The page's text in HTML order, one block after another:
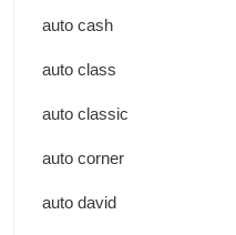
auto cash
auto class
auto classic
auto corner
auto david